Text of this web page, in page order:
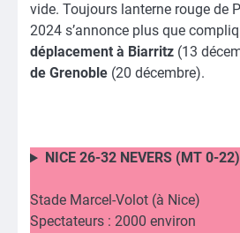
vide. Toujours lanterne rouge de
2024 s’annonce plus que
déplacement à Biarritz (13
de Grenoble (20 décembre).
NICE 26-32 NEVERS (MT 0-22)
Stade Marcel-Volot (à Nice)
Spectateurs : 2000 environ